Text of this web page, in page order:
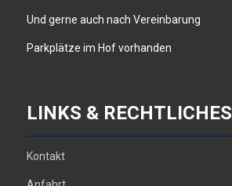
Und gerne auch nach Vereinbarung
Parkplätze im Hof vorhanden
LINKS & RECHTLICHES
Kontakt